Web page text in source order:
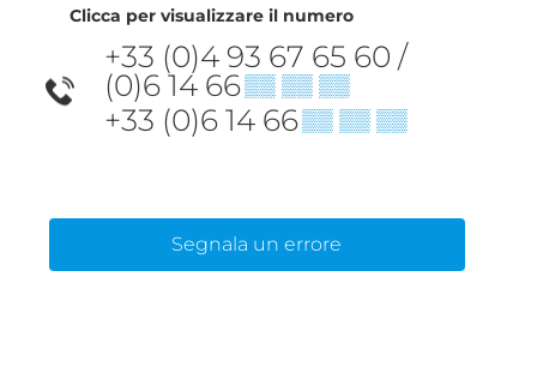
Clicca per visualizzare il numero
+33 (0)4 93 67 65 60 /
(0)6 14 66▒▒ ▒▒ ▒▒
+33 (0)6 14 66▒▒ ▒▒ ▒▒
Segnala un errore